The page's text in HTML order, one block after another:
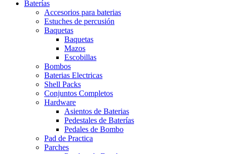
Baterías
Accesorios para baterias
Estuches de percusión
Baquetas
Baquetas
Mazos
Escobillas
Bombos
Baterias Electricas
Shell Packs
Conjuntos Completos
Hardware
Asientos de Baterias
Pedestales de Baterías
Pedales de Bombo
Pad de Practica
Parches